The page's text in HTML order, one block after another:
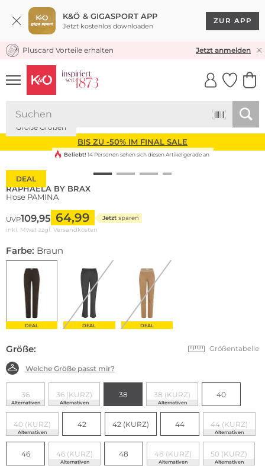
K&Ö & GIGASPORT APP
Jetzt kostenlos downloaden
ZUR APP
KOSTENLOSER VERSAND* & RÜCKVERSAND
Pluscard Vorteile erhalten Jetzt anmelden
UNSERE APP
CLICK &
BIS ZU -50% IM FINAL SALE
DEAL
Große Größen
Beliebt! 14 Personen sehen sich diesen Artikel gerade an
RAPHAELA BY BRAX
Hose PAMINA
UVP109,95 64,99 Jetzt sparen
inkl. Mwst zzgl. Versandkosten
Farbe: Braun
DEAL DEAL DEAL
Größe: Größentabelle
Welche Größe passt mir?
36
Alternativen
36 (KURZ)
Alternativen
38 38 (KURZ)
Alternativen
40
40 (KURZ)
Alternativen
42 42 (KURZ) 44 44 (KURZ)
Alternativen
46 46 (KURZ)
Alternativen
48 48 (KURZ)
Alternativen
50 (KURZ)
Alternativen